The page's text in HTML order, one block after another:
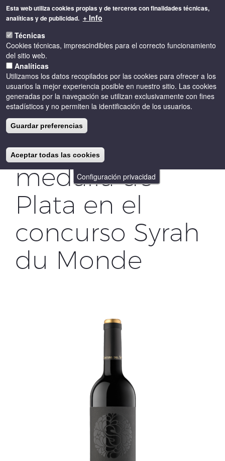
Configuración privacidad
Esta web utiliza cookies propias y de terceros con finalidades técnicas,
analíticas y de publicidad. + Info
Técnicas
Cookies técnicas, imprescindibles para el correcto funcionamiento
del sitio web.
Analíticas
Utilizamos los datos recopilados por las cookies para ofrecer a los
usuarios la mejor experiencia posible en nuestro sitio. Las cookies
generadas por la navegación se utilizan exclusivamente con fines
estadísticos y no permiten la identificación de los usuarios.
Guardar preferencias
Aceptar todas las cookies
Pasar
principal
Siós Cau del
Gat 2013
medalla de
Plata en el
concurso Syrah
du Monde